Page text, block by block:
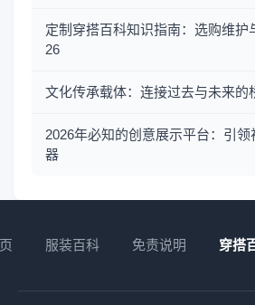
定制穿搭百科知识指南：选购维护
26
文化传承载体：连接过去与未来的
2026年必知的创意展示平台：引
器
服装百科 免责说明 穿搭